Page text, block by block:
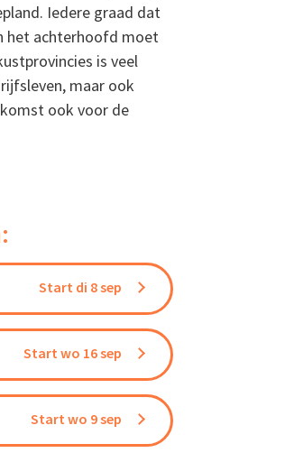
Iedere graad dat
het achterhoofd moet
is veel
maar ook
ook voor de
Start di 8 sep
Start wo 16 sep
Start wo 9 sep